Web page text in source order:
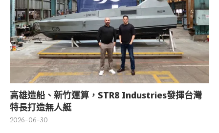
高雄造船、新竹運算，STR8 Industries發揮台灣
特長打造無人艇
2026-06-30